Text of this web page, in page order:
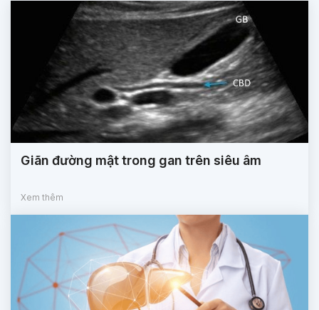
Giãn đường mật trong gan trên siêu âm
Xem thêm